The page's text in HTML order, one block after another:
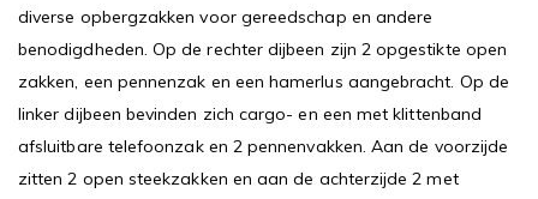
diverse opbergzakken voor gereedschap en andere
benodigdheden. Op de rechter dijbeen zijn 2 opgestikte open
zakken, een pennenzak en een hamerlus aangebracht. Op de
linker dijbeen bevinden zich cargo- en een met klittenband
afsluitbare telefoonzak en 2 pennenvakken. Aan de voorzijde
zitten 2 open steekzakken en aan de achterzijde 2 met